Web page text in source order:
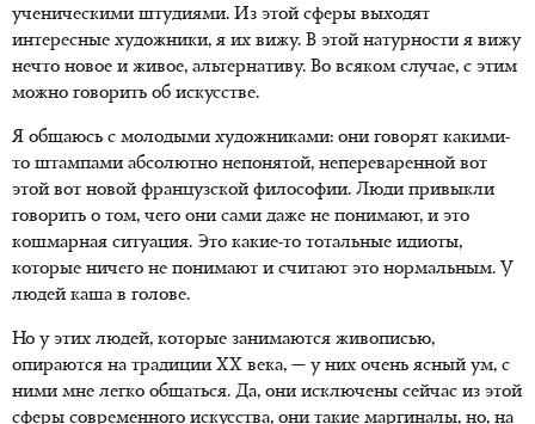
ученическими штудиями. Из этой сферы выходят
интересные художники, я их вижу. В этой натурности я вижу
нечто новое и живое, альтернативу. Во всяком случае, с этим
можно говорить об искусстве.
Я общаюсь с молодыми художниками: они говорят какими-
то штампами абсолютно непонятой, непереваренной вот
этой вот новой французской философии. Люди привыкли
говорить о том, чего они сами даже не понимают, и это
кошмарная ситуация. Это какие-то тотальные идиоты,
которые ничего не понимают и считают это нормальным. У
людей каша в голове.
Но у этих людей, которые занимаются живописью,
опираются на традиции XX века, — у них очень ясный ум, с
ними мне легко общаться. Да, они исключены сейчас из этой
сферы современного искусства, они такие маргиналы, но, на